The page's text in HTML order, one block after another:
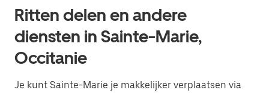
Ritten delen en andere
diensten in Sainte-Marie,
Occitanie
Je kunt Sainte-Marie je makkelijker verplaatsen via